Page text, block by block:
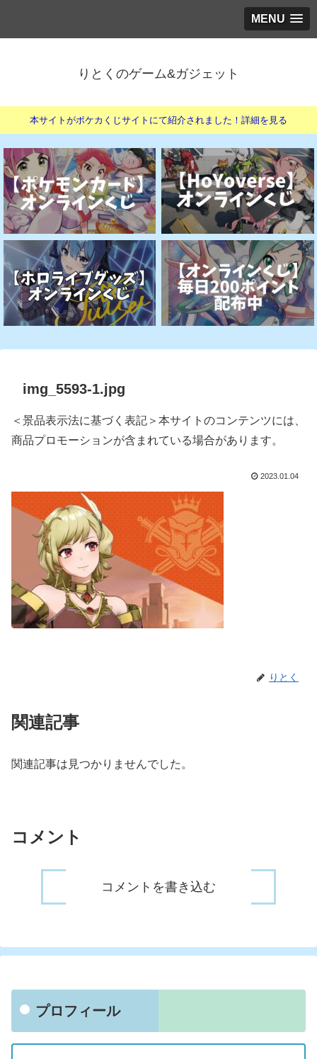
MENU
りとくのゲーム&ガジェット
本サイトがポケカくじサイトにて紹介されました！詳細を見る
img_5593-1.jpg
＜景品表示法に基づく表記＞本サイトのコンテンツには、
商品プロモーションが含まれている場合があります。
2023.01.04
りとく
関連記事
関連記事は見つかりませんでした。
コメント
コメントを書き込む
プロフィール